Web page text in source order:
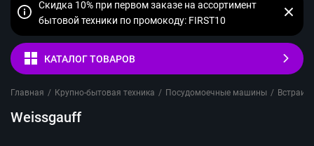
Скидка 10% при первом заказе на ассортимент
бытовой техники по промокоду: FIRST10
КАТАЛОГ ТОВАРОВ
Главная / Крупно-бытовая техника / Посудомоечные машины /
Weissgauff